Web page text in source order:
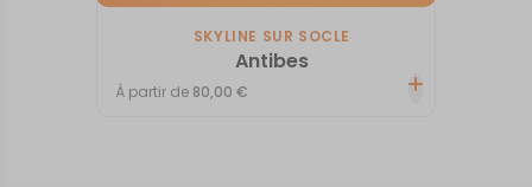
SKYLINE SUR SOCLE
Antibes
À partir de 80,00€